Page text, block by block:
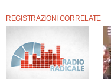
REGISTRAZIONI CORRELATE